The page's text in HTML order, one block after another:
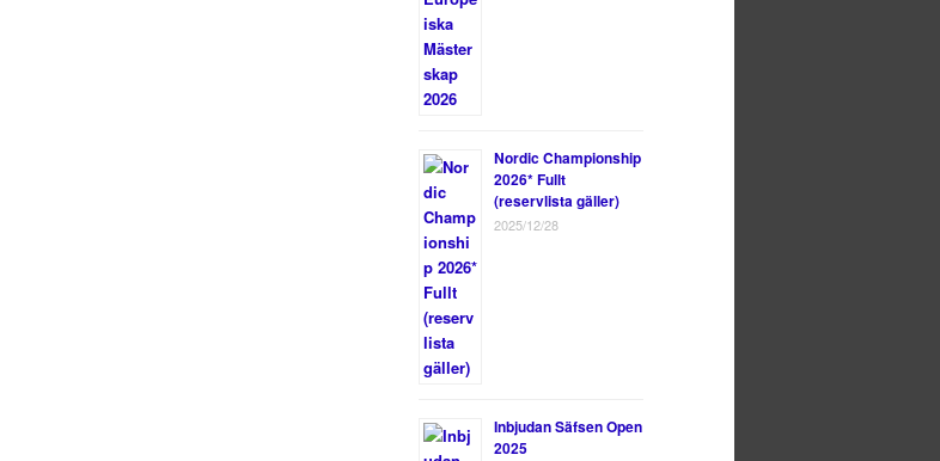
Nordic Championship
2026* Fullt
(reservlista gäller)
2025/12/28
Inbjudan Säfsen Open
2025